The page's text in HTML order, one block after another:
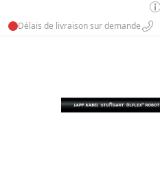
Délais de livraison sur demande